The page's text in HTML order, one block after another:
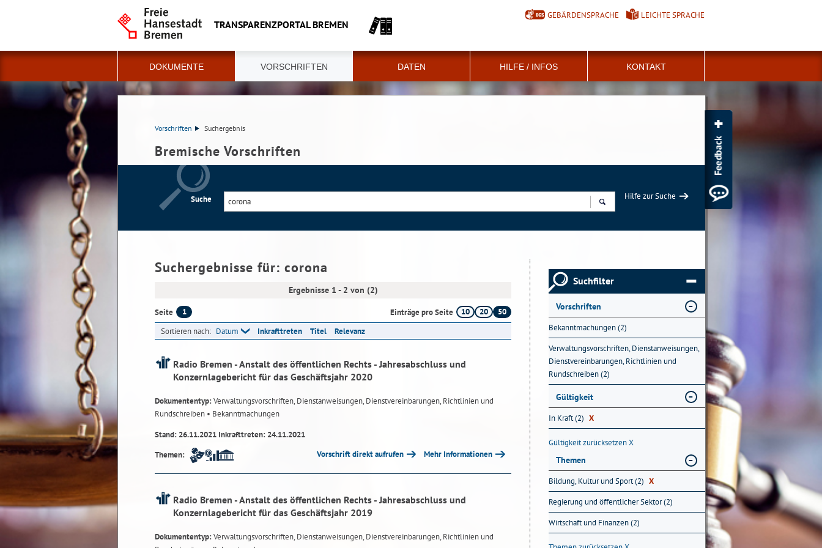
TRANSPARENZPORTAL BREMEN
GEBÄRDENSPRACHE LEICHTE SPRACHE
DOKUMENTE VORSCHRIFTEN DATEN HILFE / INFOS KONTAKT
Vorschriften Suchergebnis
Bremische Vorschriften
Suche
Hilfe zur Suche
Suchergebnisse für: corona
Ergebnisse 1 - 2 von (2)
Seite 1 Einträge pro Seite 10 20
50
Sortieren nach: Datum Inkrafttreten Titel Relevanz
Radio Bremen - Anstalt des öffentlichen Rechts - Jahresabschluss und
Konzernlagebericht für das Geschäftsjahr 2020
Dokumententyp:Verwaltungsvorschriften, Dienstanweisungen, Dienstvereinbarungen, Richtlinien und
Rundschreiben • Bekanntmachungen
Stand: 26.11.2021 Inkrafttreten: 24.11.2021
Themen:
Vorschrift direkt aufrufen Mehr Informationen
Radio Bremen - Anstalt des öffentlichen Rechts - Jahresabschluss und
Konzernlagebericht für das Geschäftsjahr 2019
Dokumententyp:Verwaltungsvorschriften, Dienstanweisungen, Dienstvereinbarungen, Richtlinien und
Suchfilter
Vorschriften
Bekanntmachungen (2)
Verwaltungsvorschriften, Dienstanweisungen,
Dienstvereinbarungen, Richtlinien und
Rundschreiben (2)
Gültigkeit
In Kraft (2) X
Gültigkeit zurücksetzenX
Themen
Bildung, Kultur und Sport (2) X
Regierung und öffentlicher Sektor (2)
Wirtschaft und Finanzen (2)